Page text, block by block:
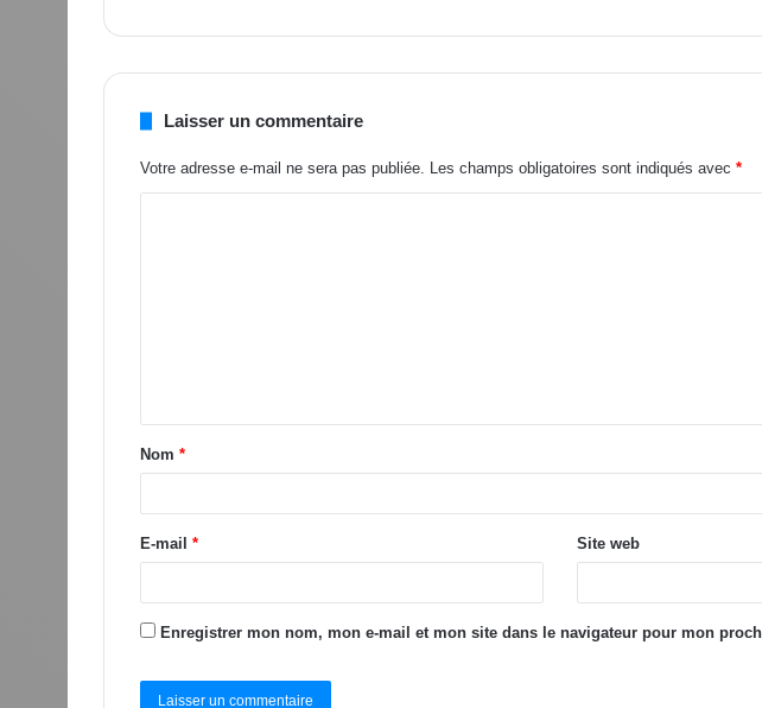
Laisser un commentaire
Votre adresse e-mail ne sera pas publiée. Les champs obligatoires sont indiqués avec *
Nom *
E-mail * Site web
Enregistrer mon nom, mon e-mail et mon site dans le navigateur pour mon